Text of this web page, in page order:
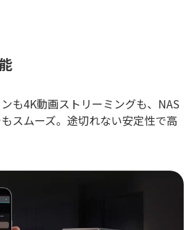
も4K動画ストリーミングも、NAS
スムーズ。途切れない安定性で高